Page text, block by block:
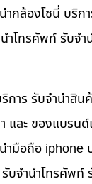
กล้องโซนี่ บริก
ำโทรศัพท์ รับจำ
าร รับจำนำสิน
และ ของแบรน
มือถือ iphone
บจำนำโทรศัพท์